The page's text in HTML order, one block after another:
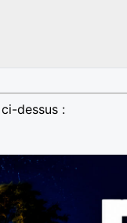
dessus :